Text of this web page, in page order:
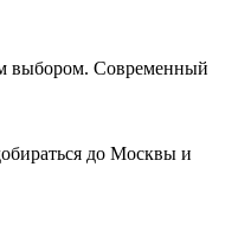
выбором. Современный
до Москвы и